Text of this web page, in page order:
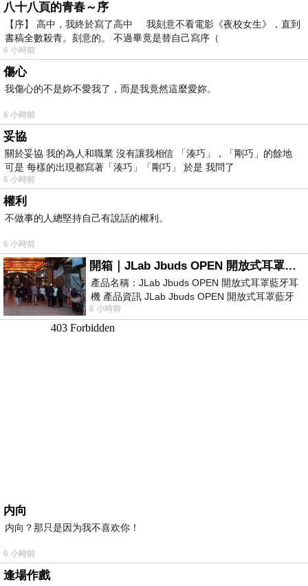
八十八頁的青春～序
【序】 高中，我終於寫了高中 我刻意不看電影《夜校女生》，直到
書稿全數殺青。刻意的。 不過畢竟是替自己寫序（
6 小時前
傷心
我傷心的不是妳不愛我了，而是我竟然這麼愛妳。
6 小時前
妥協
關於妥協 我的為人和職業 沒有讓我相信 「湊巧」，「剛巧」的餘地
可是 每樣的出現都寫著「湊巧」「剛巧」 於是 我問了
6 小時前
權利
不做事的人總堅持自己有說話的權利。
6 小時前
開箱｜JLab Jbuds OPEN 開放式耳罩藍牙耳機 - 設計美學，輕巧、透氣、環境音全物理達成！
產品名稱：JLab Jbuds OPEN 開放式耳罩藍牙耳
機 產品資訊 JLab Jbuds OPEN 開放式耳罩藍牙
耳機評語：非常有特色，值得喜愛美型工
6 小時前
内向
内向？那只是因为我不喜欢你！
6 小時前
逢場作戲